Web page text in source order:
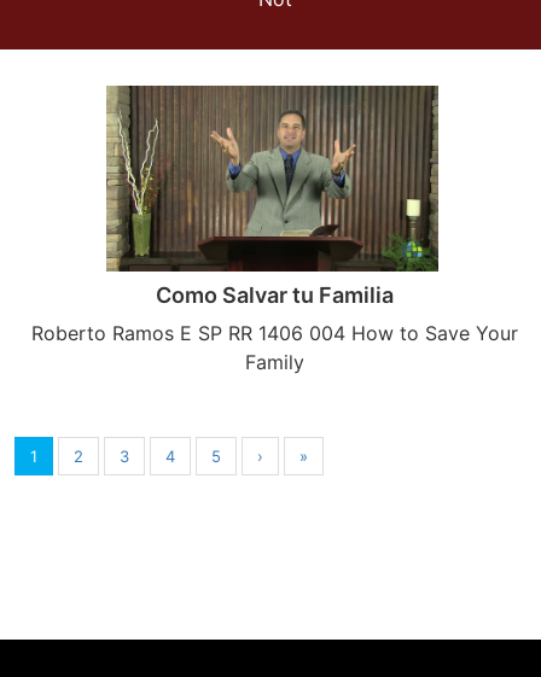
Como Salvar tu Familia
Roberto Ramos E SP RR 1406 004 How to Save Your
Family
1 2 3 4 5 › »